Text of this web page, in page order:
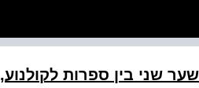
שער שני בין ספרות לקולנוע,